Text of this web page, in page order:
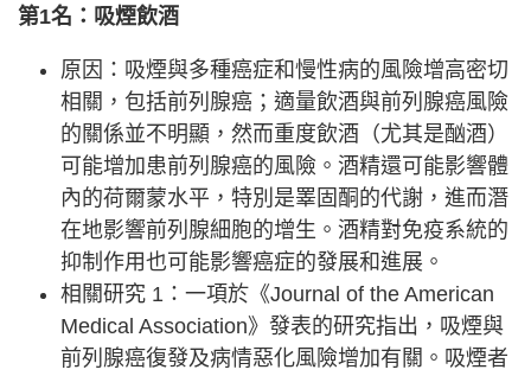
第1名：吸煙飲酒
原因：吸煙與多種癌症和慢性病的風險增高密切
相關，包括前列腺癌；適量飲酒與前列腺癌風險
的關係並不明顯，然而重度飲酒（尤其是酗酒）
可能增加患前列腺癌的風險。酒精還可能影響體
內的荷爾蒙水平，特別是睪固酮的代謝，進而潛
在地影響前列腺細胞的增生。酒精對免疫系統的
抑制作用也可能影響癌症的發展和進展。
相關研究 1：一項於《Journal of the American
Medical Association》發表的研究指出，吸煙與
前列腺癌復發及病情惡化風險增加有關。吸煙者